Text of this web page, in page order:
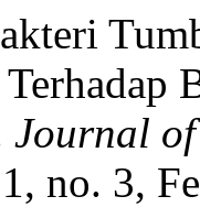
Journal
no. 3,